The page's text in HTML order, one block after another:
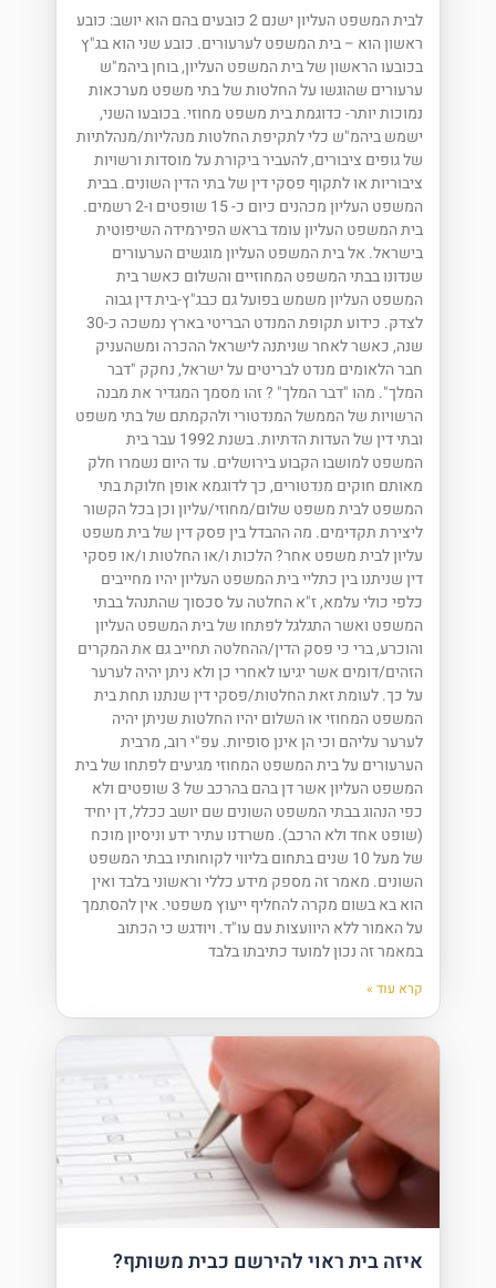
לבית המשפט העליון ישנם 2 כובעים בהם הוא יושב: כובע
ראשון הוא – בית המשפט לערעורים. כובע שני הוא בג"ץ
בכובעו הראשון של בית המשפט העליון, בוחן ביהמ"ש
ערעורים שהוגשו על החלטות של בתי משפט מערכאות
נמוכות יותר- כדוגמת בית משפט מחוזי. בכובעו השני,
ישמש ביהמ"ש כלי לתקיפת החלטות מנהליות/מנהלתיות
של גופים ציבורים, להעביר ביקורת על מוסדות ורשויות
ציבוריות או לתקוף פסקי דין של בתי הדין השונים. בבית
המשפט העליון מכהנים כיום כ- 15 שופטים ו-2 רשמים.
בית המשפט העליון עומד בראש הפירמידה השיפוטית
בישראל. אל בית המשפט העליון מוגשים הערעורים
שנדונו בבתי המשפט המחוזיים והשלום כאשר בית
המשפט העליון משמש בפועל גם כבג"ץ-בית דין גבוה
לצדק. כידוע תקופת המנדט הבריטי בארץ נמשכה כ-30
שנה, כאשר לאחר שניתנה לישראל ההכרה ומשהעניק
חבר הלאומים מנדט לבריטים על ישראל, נחקק "דבר
המלך". מהו "דבר המלך" ? זהו מסמך המגדיר את מבנה
הרשויות של הממשל המנדטורי ולהקמתם של בתי משפט
ובתי דין של העדות הדתיות. בשנת 1992 עבר בית
המשפט למושבו הקבוע בירושלים. עד היום נשמרו חלק
מאותם חוקים מנדטורים, כך לדוגמא אופן חלוקת בתי
המשפט לבית משפט שלום/מחוזי/עליון וכן בכל הקשור
ליצירת תקדימים. מה ההבדל בין פסק דין של בית משפט
עליון לבית משפט אחר? הלכות ו/או החלטות ו/או פסקי
דין שניתנו בין כתליי בית המשפט העליון יהיו מחייבים
כלפי כולי עלמא, ז"א החלטה על סכסוך שהתנהל בבתי
המשפט ואשר התגלגל לפתחו של בית המשפט העליון
והוכרע, ברי כי פסק הדין/ההחלטה תחייב גם את המקרים
הזהים/דומים אשר יגיעו לאחרי כן ולא ניתן יהיה לערער
על כך. לעומת זאת החלטות/פסקי דין שנתנו תחת בית
המשפט המחוזי או השלום יהיו החלטות שניתן יהיה
לערער עליהם וכי הן אינן סופיות. עפ"י רוב, מרבית
הערעורים על בית המשפט המחוזי מגיעים לפתחו של בית
המשפט העליון אשר דן בהם בהרכב של 3 שופטים ולא
כפי הנהוג בבתי המשפט השונים שם יושב ככלל, דן יחיד
(שופט אחד ולא הרכב). משרדנו עתיר ידע וניסיון מוכח
של מעל 10 שנים בתחום בליווי לקוחותיו בבתי המשפט
השונים. מאמר זה מספק מידע כללי וראשוני בלבד ואין
הוא בא בשום מקרה להחליף ייעוץ משפטי. אין להסתמך
על האמור ללא היוועצות עם עו"ד. ויודגש כי הכתוב
במאמר זה נכון למועד כתיבתו בלבד
קרא עוד »
איזה בית ראוי להירשם כבית משותף?